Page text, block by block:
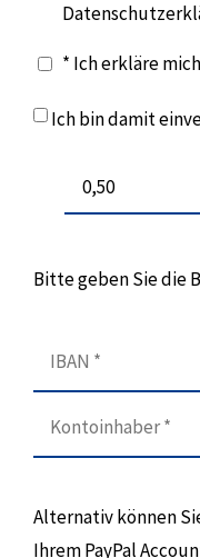
* Ich erkläre
Ich bin damit
Bitte geben Sie die
Alternativ können
Ihrem PayPal